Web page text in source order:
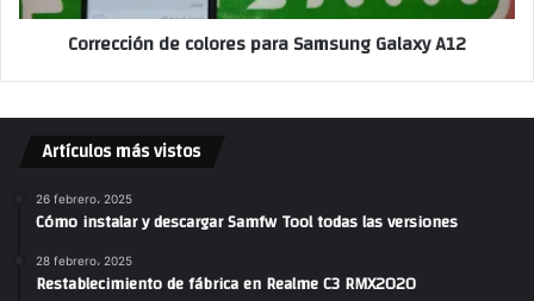
Corrección de colores para Samsung Galaxy A12
Artículos más vistos
26 febrero، 2025
Cómo instalar y descargar Samfw Tool todas las versiones
28 febrero، 2025
Restablecimiento de fábrica en Realme C3 RMX2020